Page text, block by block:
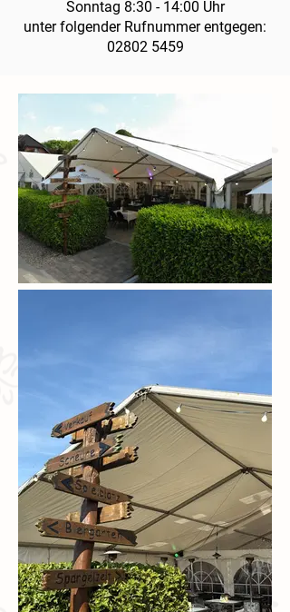
Sonntag 8:30 - 14:00 Uhr
unter folgender Rufnummer entgegen:
02802 5459